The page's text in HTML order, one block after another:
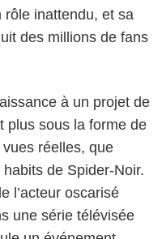
rôle inattendu, et sa
des millions de fans
à un projet de
plus sous la forme de
vues réelles, que
de Spider-Noir.
l’acteur oscarisé
une série télévisée